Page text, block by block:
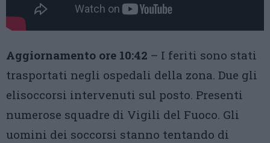
Aggiornamento ore 10:42 – I feriti sono stati
trasportati negli ospedali della zona. Due gli
elisoccorsi intervenuti sul posto. Presenti
numerose squadre di Vigili del Fuoco. Gli
uomini dei soccorsi stanno tentando di